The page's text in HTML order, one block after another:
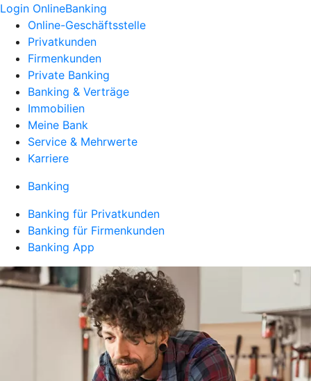
Login OnlineBanking
Online-Geschäftsstelle
Privatkunden
Firmenkunden
Private Banking
Banking & Verträge
Immobilien
Meine Bank
Service & Mehrwerte
Karriere
Banking
Banking für Privatkunden
Banking für Firmenkunden
Banking App